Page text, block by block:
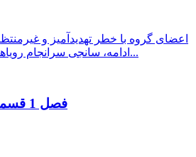
اعضای گروه با خطر تهدیدآمیز و
ادامه، سانجی سرانجام رویاهای خود را دنبال می کند تا...
فصل 1 قسمت 7 سریال وان پیس